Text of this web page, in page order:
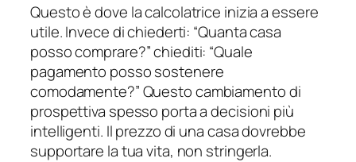
Questo è dove la calcolatrice inizia a essere
utile. Invece di chiederti: “Quanta casa
posso comprare?” chiediti: “Quale
pagamento posso sostenere
comodamente?” Questo cambiamento di
prospettiva spesso porta a decisioni più
intelligenti. Il prezzo di una casa dovrebbe
supportare la tua vita, non stringerla.